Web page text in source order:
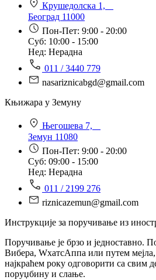
Крушедолска 1,
Београд 11000
Пон-Пет: 9:00 - 20:00
Суб: 10:00 - 15:00
Нед: Нерадна
011 / 3440 779
nasariznicabgd@gmail.com
Књижара у Земуну
Његошева 7,
Земун 11080
Пон-Пет: 9:00 - 20:00
Суб: 09:00 - 15:00
Нед: Нерадна
011 / 2199 276
riznicazemun@gmail.com
Инструкције за поручивање из
Поручивање је брзо и једноставно.
Вибера, WхатсАппа или путем
најкраћем року одговорити са свим
поруџбину и слање.